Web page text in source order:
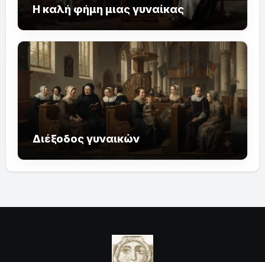
Η καλή φήμη μιας γυναίκας
Διέξοδος γυναικών